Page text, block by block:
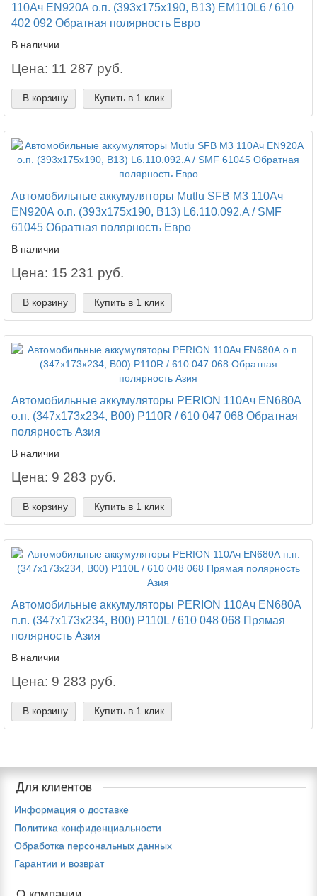
110Ач EN920А о.п. (393х175х190, B13) EM110L6 / 610
402 092 Обратная полярность Евро
В наличии
Цена: 11 287 руб.
В корзину Купить в 1 клик
Автомобильные аккумуляторы Mutlu SFB M3 110Ач
EN920А о.п. (393х175х190, B13) L6.110.092.A / SMF
61045 Обратная полярность Евро
В наличии
Цена: 15 231 руб.
В корзину Купить в 1 клик
Автомобильные аккумуляторы PERION 110Ач EN680А
о.п. (347х173х234, B00) P110R / 610 047 068 Обратная
полярность Азия
В наличии
Цена: 9 283 руб.
В корзину Купить в 1 клик
Автомобильные аккумуляторы PERION 110Ач EN680А
п.п. (347х173х234, B00) P110L / 610 048 068 Прямая
полярность Азия
В наличии
Цена: 9 283 руб.
В корзину Купить в 1 клик
Для клиентов
Информация о доставке
Политика конфиденциальности
Обработка персональных данных
Гарантии и возврат